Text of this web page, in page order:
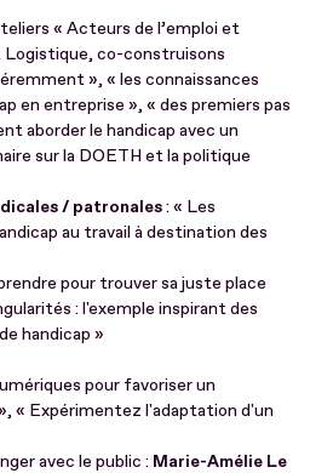
« Acteurs de l’emploi et
co-construisons
», « les connaissances
en entreprise », « des premiers pas
aborder le handicap avec un
sur la DOETH et la politique
/ patronales: « Les
au travail à destination des
pour trouver sa juste place
: l'exemple inspirant des
handicap »
pour favoriser un
« Expérimentez l'adaptation d'un
avec le public : Marie-Amélie Le